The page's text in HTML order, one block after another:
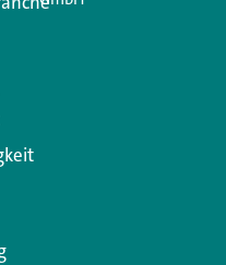
veröffentlicht.